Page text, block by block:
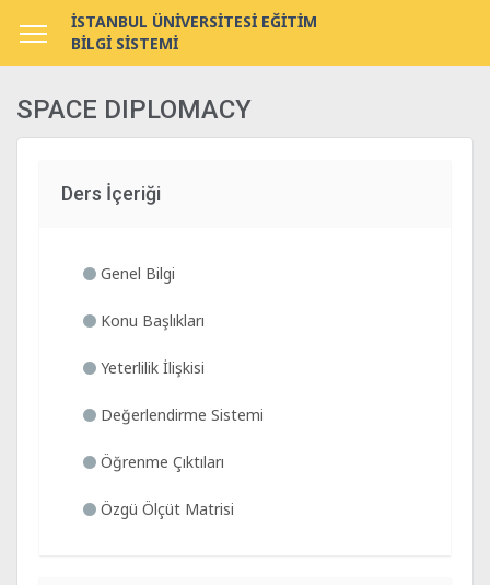
İSTANBUL ÜNİVERSİTESİ EĞİTİM
BİLGİ SİSTEMİ
SPACE DIPLOMACY
Ders İçeriği
Genel Bilgi
Konu Başlıkları
Yeterlilik İlişkisi
Değerlendirme Sistemi
Öğrenme Çıktıları
Özgü Ölçüt Matrisi